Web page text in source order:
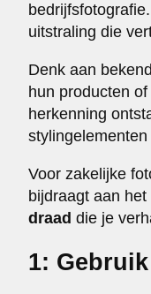
uitstraling die
Denk aan
hun producten
herkenning
Voor zakelijke
bijdraagt aan
draad die je
1: